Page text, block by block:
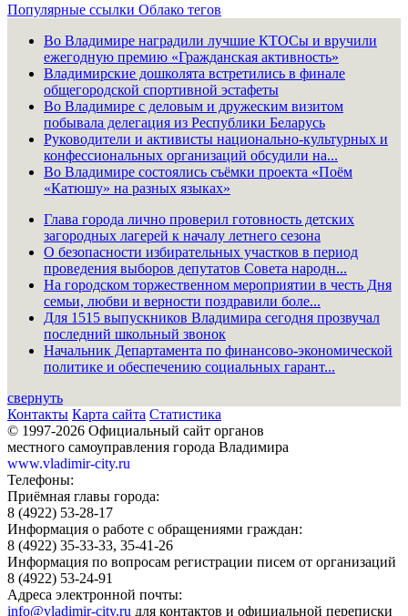
Популярные ссылки Облако тегов
Во Владимире наградили лучшие КТОСы и вручили
ежегодную премию «Гражданская активность»
Владимирские дошколята встретились в финале
общегородской спортивной эстафеты
Во Владимире с деловым и дружеским визитом
побывала делегация из Республики Беларусь
Руководители и активисты национально-культурных и
конфессиональных организаций обсудили на...
Во Владимире состоялись съёмки проекта «Поём
«Катюшу» на разных языках»
Глава города лично проверил готовность детских
загородных лагерей к началу летнего сезона
О безопасности избирательных участков в период
проведения выборов депутатов Совета народн...
На городском торжественном мероприятии в честь Дня
семьи, любви и верности поздравили боле...
Для 1515 выпускников Владимира сегодня прозвучал
последний школьный звонок
Начальник Департамента по финансово-экономической
политике и обеспечению социальных гарант...
свернуть
Контакты Карта сайта Статистика
© 1997-2026 Официальный сайт органов
местного самоуправления города Владимира
www.vladimir-city.ru
Телефоны:
Приёмная главы города:
8 (4922) 53-28-17
Информация о работе с обращениями граждан:
8 (4922) 35-33-33, 35-41-26
Информация по вопросам регистрации писем от организаций
8 (4922) 53-24-91
Адреса электронной почты:
info@vladimir-city.ru для контактов и официальной переписки